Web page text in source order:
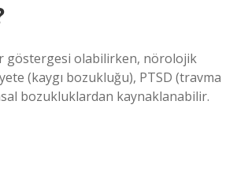
göstergesi olabilirken, nörolojik
(kaygı bozukluğu), PTSD (travma
bozukluklardan kaynaklanabilir.